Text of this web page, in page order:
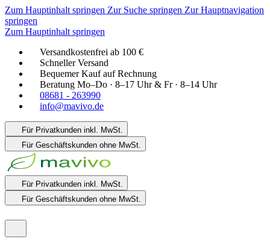
Zum Hauptinhalt springen Zur Suche springen Zur Hauptnavigation
springen
Zum Hauptinhalt springen
Versandkostenfrei ab 100 €
Schneller Versand
Bequemer Kauf auf Rechnung
Beratung Mo–Do · 8–17 Uhr & Fr · 8–14 Uhr
08681 - 263990
info@mavivo.de
Für Privatkunden inkl. MwSt.
Für Geschäftskunden ohne MwSt.
Für Privatkunden inkl. MwSt.
Für Geschäftskunden ohne MwSt.